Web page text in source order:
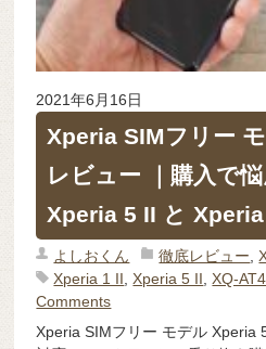
2021年6月16日
Xperia SIMフリー
レビュー ｜購入で
Xperia 5 II と
よしおくん 徹底レビュー,
Xperia 1 II,Xperia 5 II,XQ-
Comments
Xperia SIMフリー モデル Xperia